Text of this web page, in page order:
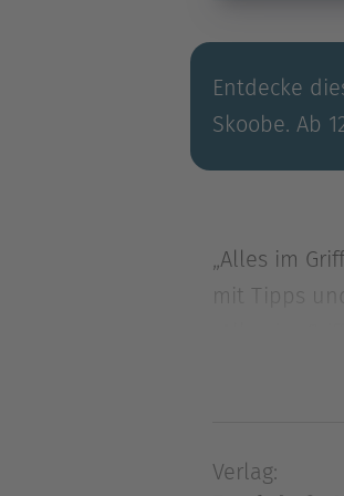
Entdecke
Skoobe. Ab
„Alles im
mit Tipps
mit Tipps
das sind
Verlag: